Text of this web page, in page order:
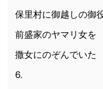
保里村に御越しの御
前盛家のヤマリ女を
撒女にのぞんでいた
6.